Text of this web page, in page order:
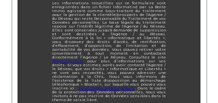
Les informations recueillies sur ce formulaire sont
enregistrées dans un fichier informatisé par La Boite
Immo agissant comme Sous-traitant du traitement
pour la gestion de la clientèle/prospects de l'Agence /
du Réseau qui reste Responsable du Traitement de vos
Données personnelles. La base légale du traitement
repose sur l'intérêt légitime de l'Agence / du Réseau.
Elles sont conservées jusqu'à demande de suppression
et sont destinées à l'Agence / au Réseau.
Conformément à la loi « informatique et libertés »,
vous disposez des droits d’accès, de rectification,
d’effacement, d’opposition, de limitation et de
portabilité de vos données. Vous pouvez retirer votre
consentement à tout moment en contactant
directement l’Agence / Le Réseau. Consultez le site
https://cnil.fr/fr
pour plus d’informations sur vos
droits. Si vous estimez, après avoir contacté l'Agence /
le Réseau, que vos droits « Informatique et Libertés »
ne sont pas respectés, vous pouvez adresser une
réclamation à la CNIL. Nous vous informons de
l’existence de la liste d'opposition au démarchage
téléphonique « Bloctel », sur laquelle vous pouvez vous
inscrire ici : https://www.bloctel.gouv.fr. Dans le cadre
de la protection des Données personnelles, nous vous
invitons à ne pas inscrire de Données sensibles dans le
champ de saisie libre.